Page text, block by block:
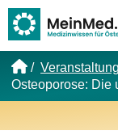
Osteoporose: Die